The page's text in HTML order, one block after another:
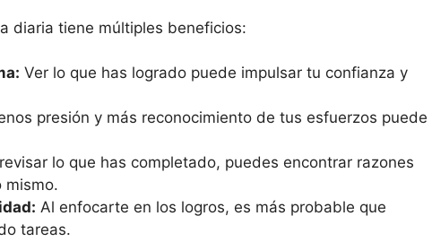
diaria tiene múltiples beneficios:
Ver lo que has logrado puede impulsar tu confianza y
presión y más reconocimiento de tus esfuerzos puede
lo que has completado, puedes encontrar razones
mismo.
Al enfocarte en los logros, es más probable que
tareas.